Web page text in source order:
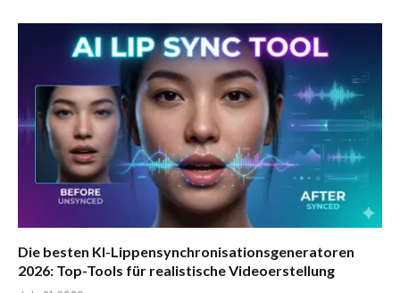
Die besten KI-Lippensynchronisationsgeneratoren
2026: Top-Tools für realistische Videoerstellung